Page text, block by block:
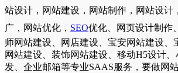
站设计 ， 网站建设 ， 网站制作 ， 网站设计 ，
广 ， 网站优化 ， SEO优化 网页设计制作
师网站建设
网店建设 宝安网站建设
网站建设
装饰网站建设 移动H5设计
发
企业邮箱等专业SAAS服务，要做网